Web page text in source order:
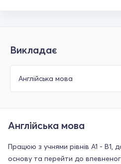
Викладає
Англійська мова
Працюю з учнями рівнів A1 - B1,
основу та перейти до